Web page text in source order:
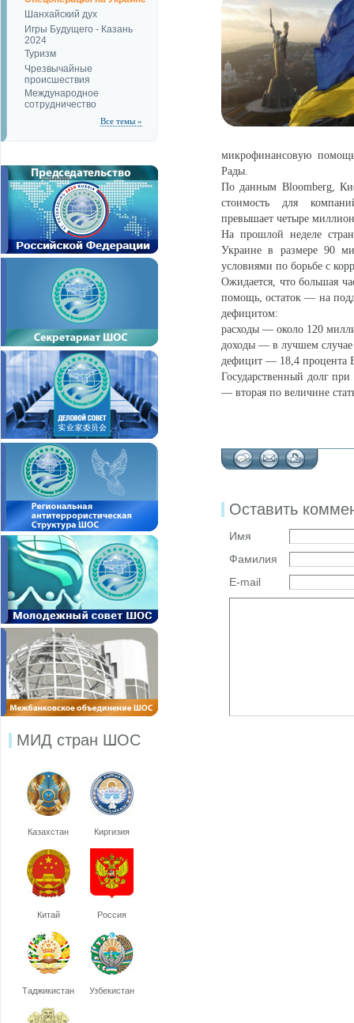
Шанхайский дух
Игры Будущего - Казань
2024
Туризм
Чрезвычайные
происшествия
Международное
сотрудничество
Все темы »
МИД стран ШОС
Казахстан Киргизия
Китай Россия
Таджикистан Узбекистан
микрофинансовую
Рады.
По данным Bloomberg,
стоимость для
превышает четыре
На прошлой неделе
Украине в размере 90
условиями по борьбе с
Ожидается, что большая
помощь, остаток — на
дефицитом:
расходы — около 120
доходы — в лучшем
дефицит — 18,4 процента
Государственный долг
— вторая по величине
Оставить
Имя
Фамилия
E-mail